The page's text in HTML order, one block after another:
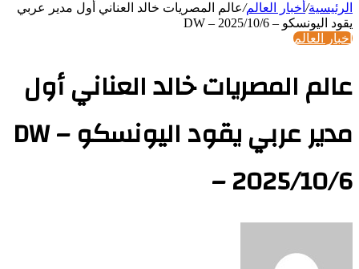
الرئيسية/ أخبار العالم/عالم المصريات خالد العناني أول مدير عربي
يقود اليونسكو – DW – 2025/10/6
أخبار العالم
عالم المصريات خالد العناني أول
مدير عربي يقود اليونسكو – DW
– 2025/10/6